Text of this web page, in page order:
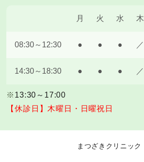
月 火 水 木
08:30～12:30 ● ● ● ／
14:30～18:30 ● ● ● ／
※ 13:30～17:00
【休診日】木曜日・日曜祝日
まつざきクリニック